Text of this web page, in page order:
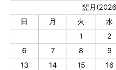
翌月
日
月 火 水
1
2
6
7 8 9
13
14 15 16